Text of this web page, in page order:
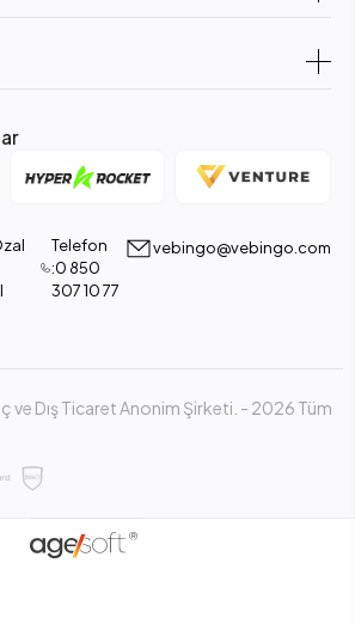
Telefon
:0 850
307 10 77
vebingo@vebingo.com
ve Dış Ticaret Anonim Şirketi. - 2026 Tüm